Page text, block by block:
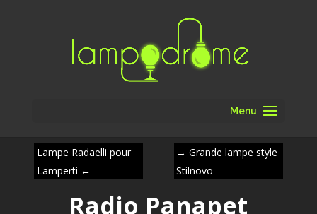
Menu
Lampe Radaelli pour
Lamperti ←
→ Grande lampe style
Stilnovo
Radio Panapet